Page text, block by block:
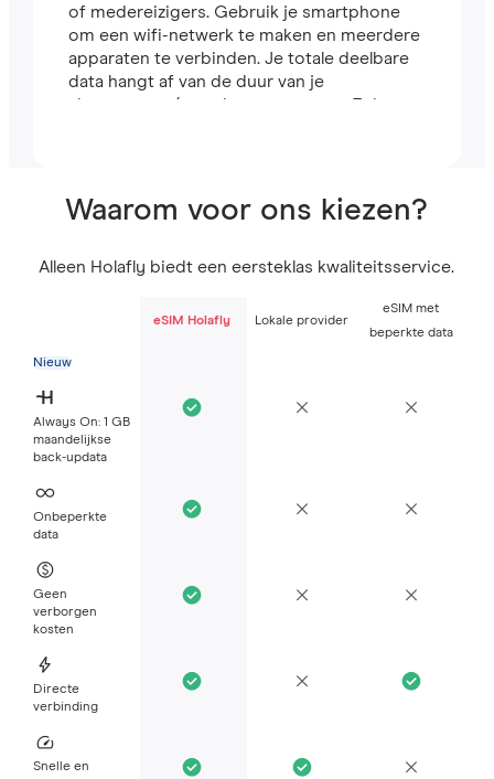
of medereizigers. Gebruik je smartphone
om een wifi-netwerk te maken en meerdere
apparaten te verbinden. Je totale deelbare
data hangt af van de duur van je
abonnement (een abonnement van 7 dagen
Waarom voor ons kiezen?
Alleen Holafly biedt een eersteklas kwaliteitsservice.
eSIM Holafly Lokale provider
eSIM met
beperkte data
Nieuw
Always On: 1 GB
maandelijkse
back-updata
Onbeperkte
data
Geen
verborgen
kosten
Directe
verbinding
Snelle en